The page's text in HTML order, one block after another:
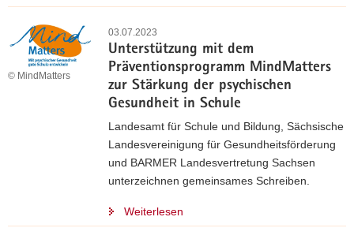
03.07.2023
Unterstützung mit dem
Präventionsprogramm MindMatters
zur Stärkung der psychischen
Gesundheit in Schule
© MindMatters
Landesamt für Schule und Bildung, Sächsische
Landesvereinigung für Gesundheitsförderung
und BARMER Landesvertretung Sachsen
unterzeichnen gemeinsames Schreiben.
Weiterlesen